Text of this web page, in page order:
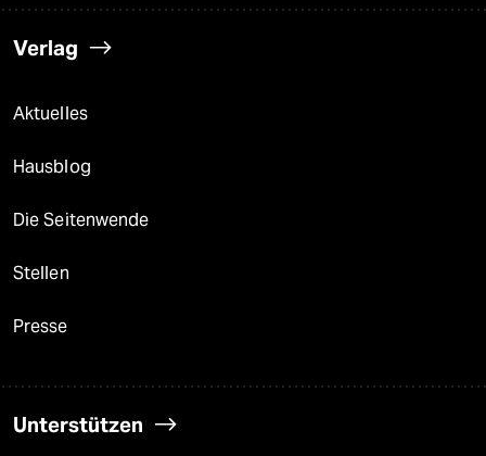
Verlag
Aktuelles
Hausblog
Die Seitenwende
Stellen
Presse
Unterstützen